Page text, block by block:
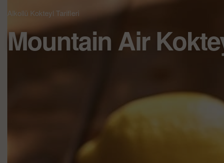
Alkollü Kokteyl Tarifleri
Mountain Air